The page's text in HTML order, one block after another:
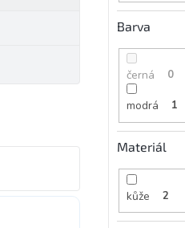
Barva
černá 0
modrá 1
Materiál
kůže 2